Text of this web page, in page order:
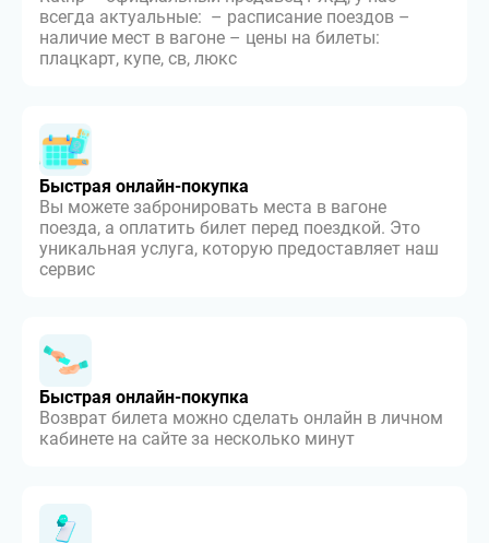
всегда актуальные: – расписание поездов –
наличие мест в вагоне – цены на билеты:
плацкарт, купе, св, люкс
Быстрая онлайн-покупка
Вы можете забронировать места в вагоне
поезда, а оплатить билет перед поездкой. Это
уникальная услуга, которую предоставляет наш
сервис
Быстрая онлайн-покупка
Возврат билета можно сделать онлайн в личном
кабинете на сайте за несколько минут